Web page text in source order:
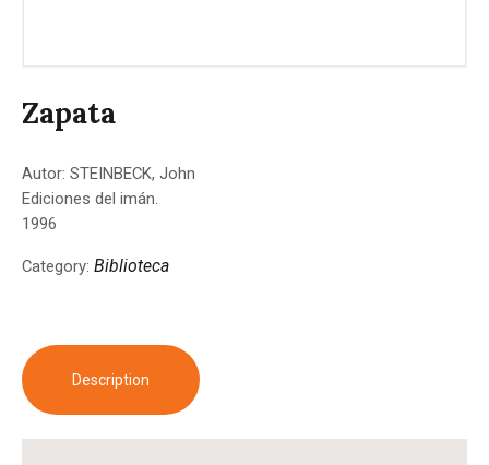
Zapata
Autor: STEINBECK, John
Ediciones del imán.
1996
Category: Biblioteca
Description